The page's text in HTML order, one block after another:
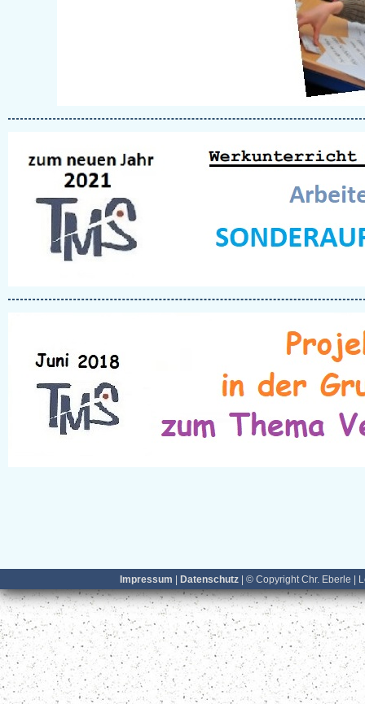
Impressum Datenschutz | © Copyright Chr. Eberle |